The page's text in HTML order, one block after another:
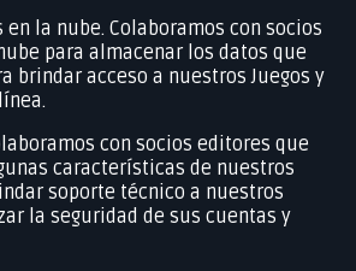
la nube. Colaboramos con socios
para almacenar los datos que
brindar acceso a nuestros Juegos y
con socios editores que
características de nuestros
soporte técnico a nuestros
la seguridad de sus cuentas y